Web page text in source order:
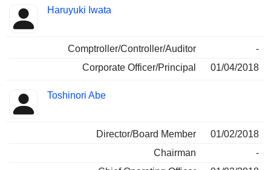
Haruyuki Iwata
Comptroller/Controller/Auditor
-
Corporate Officer/Principal
01/04/2018
Toshinori Abe
Director/Board Member
01/02/2018
Chairman
-